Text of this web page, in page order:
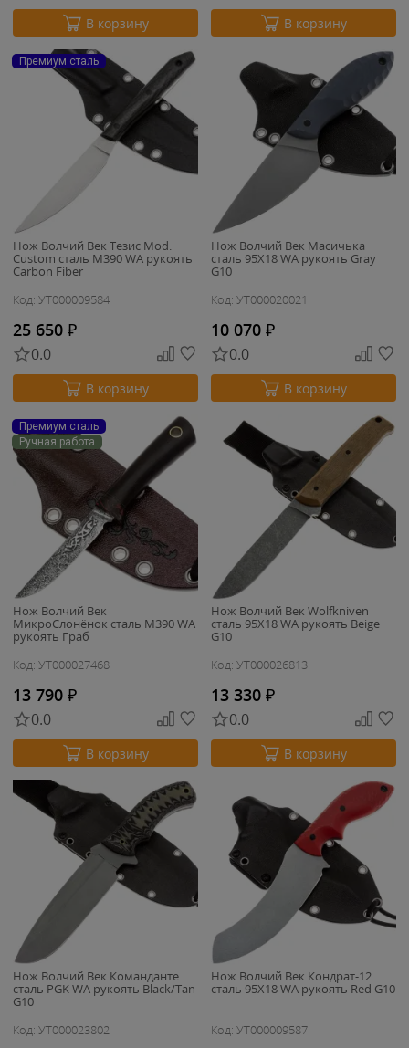
В корзину В корзину
Премиум сталь
Нож Волчий Век Тезис Mod.
Custom сталь M390 WA рукоять
Carbon Fiber
Код: УТ000009584
25 650 ₽
0.0
В корзину
Нож Волчий Век Масичька
сталь 95Х18 WA рукоять Gray
G10
Код: УТ000020021
10 070 ₽
0.0
В корзину
Премиум сталь
Ручная работа
Нож Волчий Век
МикроСлонёнок сталь M390 WA
рукоять Граб
Код: УТ000027468
13 790 ₽
0.0
В корзину
Нож Волчий Век Wolfkniven
сталь 95X18 WA рукоять Beige
G10
Код: УТ000026813
13 330 ₽
0.0
В корзину
Нож Волчий Век Команданте
сталь PGK WA рукоять Black/Tan
G10
Код: УТ000023802
Нож Волчий Век Кондрат-12
сталь 95X18 WA рукоять Red G10
Код: УТ000009587